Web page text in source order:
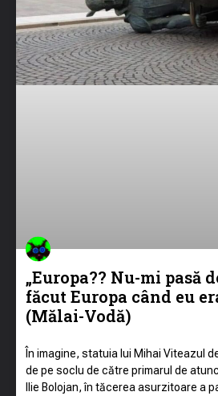
„Europa?? Nu-mi pasă
făcut Europa când eu
(Mălai-Vodă)
În imagine, statuia lui Mihai Viteazul
de pe soclu de către primarul de
Ilie Bolojan, în tăcerea asurzitoare a